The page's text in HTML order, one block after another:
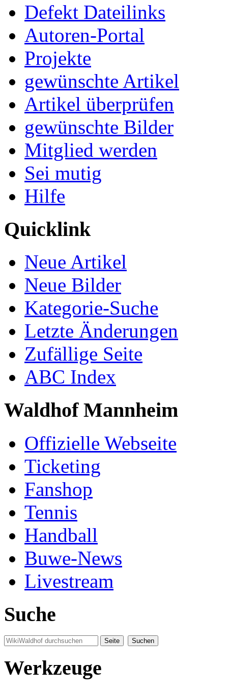
Defekt Dateilinks
Autoren-Portal
Projekte
gewünschte Artikel
Artikel überprüfen
gewünschte Bilder
Mitglied werden
Sei mutig
Hilfe
Quicklink
Neue Artikel
Neue Bilder
Kategorie-Suche
Letzte Änderungen
Zufällige Seite
ABC Index
Waldhof Mannheim
Offizielle Webseite
Ticketing
Fanshop
Tennis
Handball
Buwe-News
Livestream
Suche
Werkzeuge